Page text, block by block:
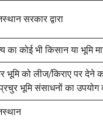
सरकार द्वारा
का कोई भी किसान या भूमि
भूमि को लीज/किराए पर देने
भूमि संसाधनों का उपयोग